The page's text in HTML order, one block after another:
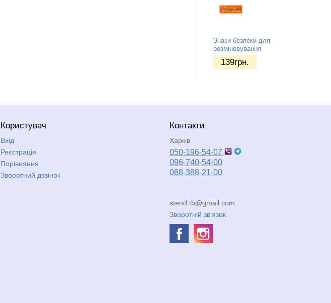
Знаки безпеки для
розміновування
139грн.
Користувач
Вхід
Реєстрація
Порівняння
Зворотний дзвінок
Контакти
Харків
050-196-54-07
096-740-54-00
068-388-21-00
stend.tb@gmail.com
Зворотній зв'язок